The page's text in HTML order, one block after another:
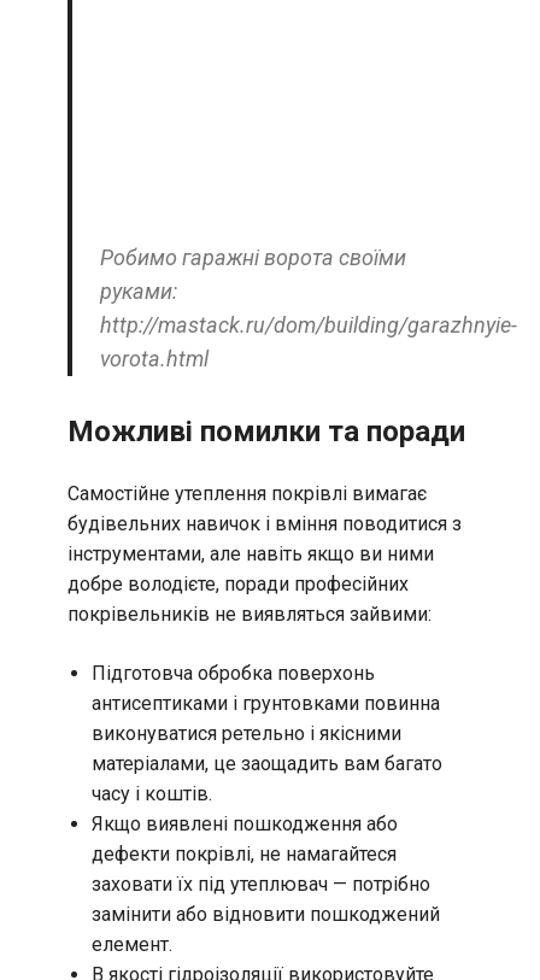
Робимо гаражні ворота своїми
руками:
http://mastack.ru/dom/building/garazhnyie-
vorota.html
Можливі помилки та поради
Самостійне утеплення покрівлі вимагає
будівельних навичок і вміння поводитися з
інструментами, але навіть якщо ви ними
добре володієте, поради професійних
покрівельників не виявляться зайвими:
Підготовча обробка поверхонь
антисептиками і грунтовками повинна
виконуватися ретельно і якісними
матеріалами, це заощадить вам багато
часу і коштів.
Якщо виявлені пошкодження або
дефекти покрівлі, не намагайтеся
заховати їх під утеплювач — потрібно
замінити або відновити пошкоджений
елемент.
В якості гідроізоляції використовуйте